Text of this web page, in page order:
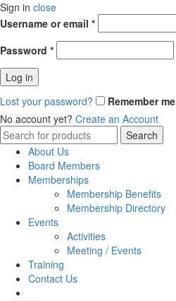
Sign in close
Username or email *
Password *
Log in
Lost your password?
Remember me
No account yet? Create an Account
Search
for:
Search
About Us
Board Members
Memberships
Membership Benefits
Membership Directory
Events
Activities
Meeting / Events
Training
Contact Us